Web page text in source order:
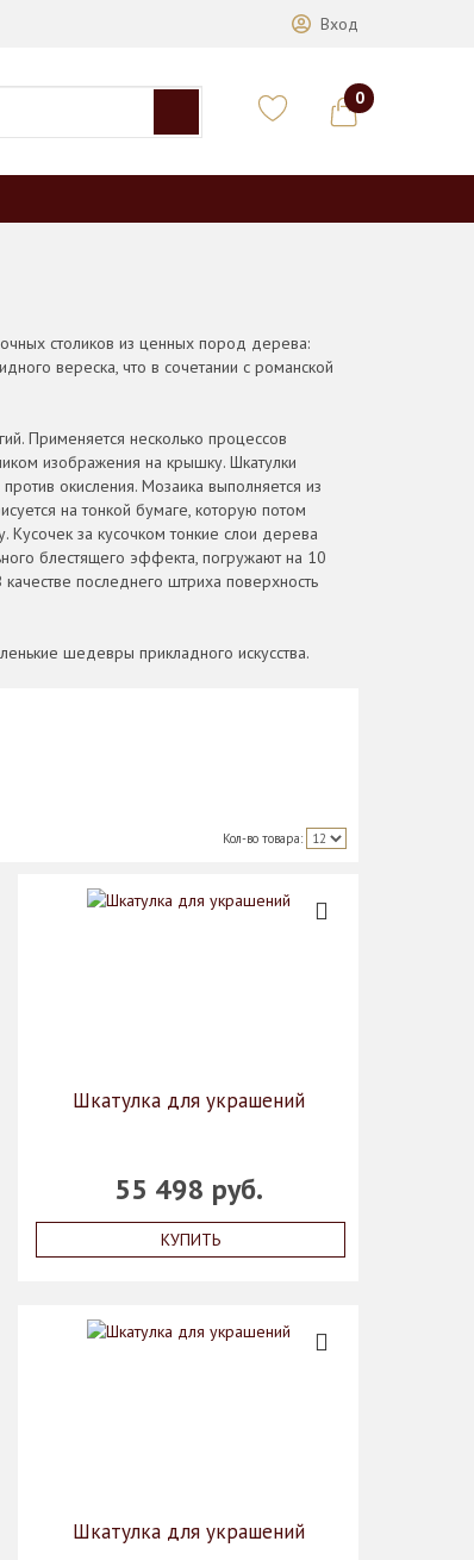
Вход
0
столиков из ценных пород дерева:
вереска, что в сочетании с романской
Применяется несколько процессов
изображения на крышку. Шкатулки
окисления. Мозаика выполняется из
на тонкой бумаге, которую потом
Кусочек за кусочком тонкие слои дерева
блестящего эффекта, погружают на 10
последнего штриха поверхность
шедевры прикладного искусства.
Кол-во товара:
Шкатулка для украшений
55 498 руб.
КУПИТЬ
Шкатулка для украшений